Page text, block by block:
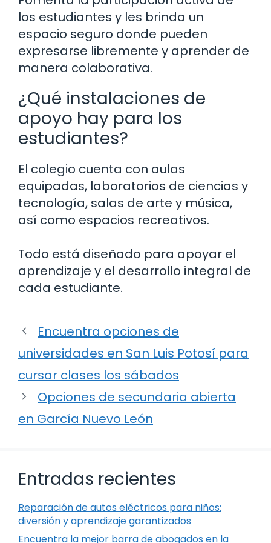
los estudiantes y les brinda un
espacio seguro donde pueden
expresarse libremente y aprender de
manera colaborativa.
¿Qué instalaciones de
apoyo hay para los
estudiantes?
El colegio cuenta con aulas
equipadas, laboratorios de ciencias y
tecnología, salas de arte y música,
así como espacios recreativos.
Todo está diseñado para apoyar el
aprendizaje y el desarrollo integral de
cada estudiante.
Encuentra opciones de
universidades en San Luis Potosí para
cursar clases los sábados
Opciones de secundaria abierta
en García Nuevo León
Entradas recientes
Reparación de autos eléctricos para niños:
diversión y aprendizaje garantizados
Encuentra la mejor barra de abogados en la